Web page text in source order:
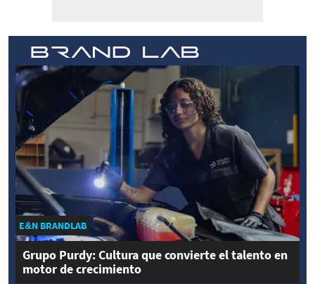
E&N BRANDLAB
Grupo Purdy: Cultura que convierte el talento en
motor de crecimiento